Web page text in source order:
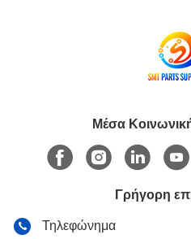
Μέσα
Γρήγορη
Τηλεφώνημα